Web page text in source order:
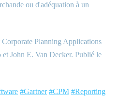
ou d'adéquation à un
Planning Applications
John E. Van Decker. Publié le
#Gartner #CPM #Reporting